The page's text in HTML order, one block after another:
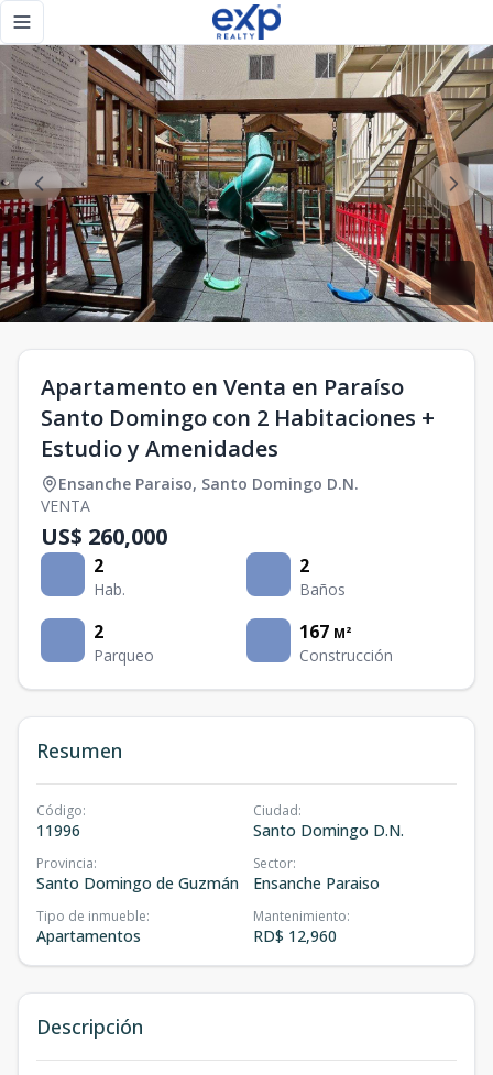
Toggle navigation menu
Apartamento en Venta en Paraíso
Santo Domingo con 2 Habitaciones +
Estudio y Amenidades
Ensanche Paraiso, Santo Domingo D.N.
VENTA
US$ 260,000
2
Hab.
2
Baños
2
Parqueo
167 M²
Construcción
Resumen
Código:
11996
Ciudad:
Santo Domingo D.N.
Provincia:
Santo Domingo de Guzmán
Sector:
Ensanche Paraiso
Tipo de inmueble:
Apartamentos
Mantenimiento:
RD$ 12,960
Descripción
Apartamento en Venta en Paraíso Santo Domingo con 2